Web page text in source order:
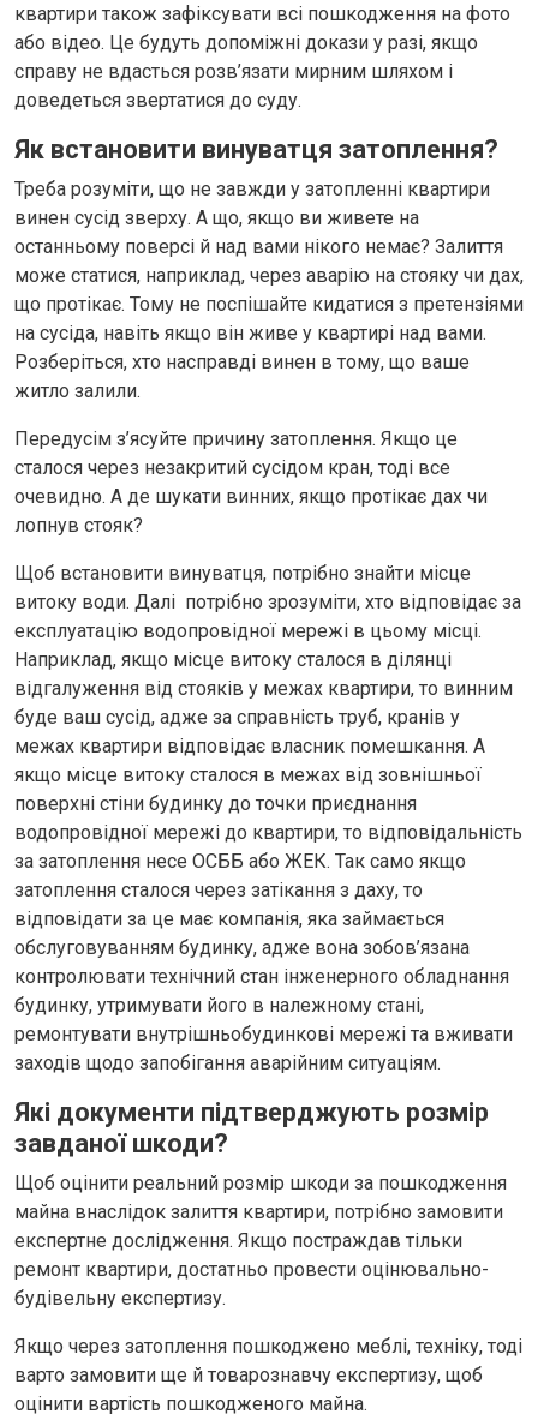
квартири також зафіксувати всі пошкодження на фото
або відео. Це будуть допоміжні докази у разі, якщо
справу не вдасться розв’язати мирним шляхом і
доведеться звертатися до суду.
Як встановити винуватця затоплення?
Треба розуміти, що не завжди у затопленні квартири
винен сусід зверху. А що, якщо ви живете на
останньому поверсі й над вами нікого немає? Залиття
може статися, наприклад, через аварію на стояку чи дах,
що протікає. Тому не поспішайте кидатися з претензіями
на сусіда, навіть якщо він живе у квартирі над вами.
Розберіться, хто насправді винен в тому, що ваше
житло залили.
Передусім з’ясуйте причину затоплення. Якщо це
сталося через незакритий сусідом кран, тоді все
очевидно. А де шукати винних, якщо протікає дах чи
лопнув стояк?
Щоб встановити винуватця, потрібно знайти місце
витоку води. Далі потрібно зрозуміти, хто відповідає за
експлуатацію водопровідної мережі в цьому місці.
Наприклад, якщо місце витоку сталося в ділянці
відгалуження від стояків у межах квартири, то винним
буде ваш сусід, адже за справність труб, кранів у
межах квартири відповідає власник помешкання. А
якщо місце витоку сталося в межах від зовнішньої
поверхні стіни будинку до точки приєднання
водопровідної мережі до квартири, то відповідальність
за затоплення несе ОСББ або ЖЕК. Так само якщо
затоплення сталося через затікання з даху, то
відповідати за це має компанія, яка займається
обслуговуванням будинку, адже вона зобов’язана
контролювати технічний стан інженерного обладнання
будинку, утримувати його в належному стані,
ремонтувати внутрішньобудинкові мережі та вживати
заходів щодо запобігання аварійним ситуаціям.
Які документи підтверджують розмір
завданої шкоди?
Щоб оцінити реальний розмір шкоди за пошкодження
майна внаслідок залиття квартири, потрібно замовити
експертне дослідження. Якщо постраждав тільки
ремонт квартири, достатньо провести оцінювально-
будівельну експертизу.
Якщо через затоплення пошкоджено меблі, техніку, тоді
варто замовити ще й товарознавчу експертизу, щоб
оцінити вартість пошкодженого майна.